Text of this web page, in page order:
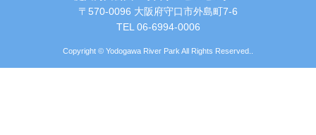
〒570-0096 大阪府守口市外島町7-6
TEL 06-6994-0006
Copyright © Yodogawa River Park All Rights Reserved..